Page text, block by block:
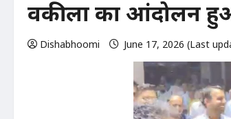
वकीलों का आंदोलन
Dishabhoomi June 17, 2026 (Last